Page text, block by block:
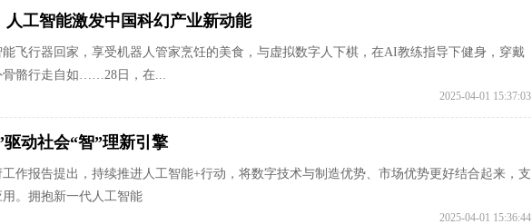
人工智能激发中国科幻产业新动能
飞行器回家，享受机器人管家烹饪的美食，与虚拟数字人下棋，在AI教练指导下健身，穿戴
骨骼行走自如……28日，在...
2025-04-01 15:37:03
驱动社会“智”理新引擎
作报告提出，持续推进人工智能+行动，将数字技术与制造优势、市场优势更好结合起来，支
。拥抱新一代人工智能
2025-04-01 15:36:44